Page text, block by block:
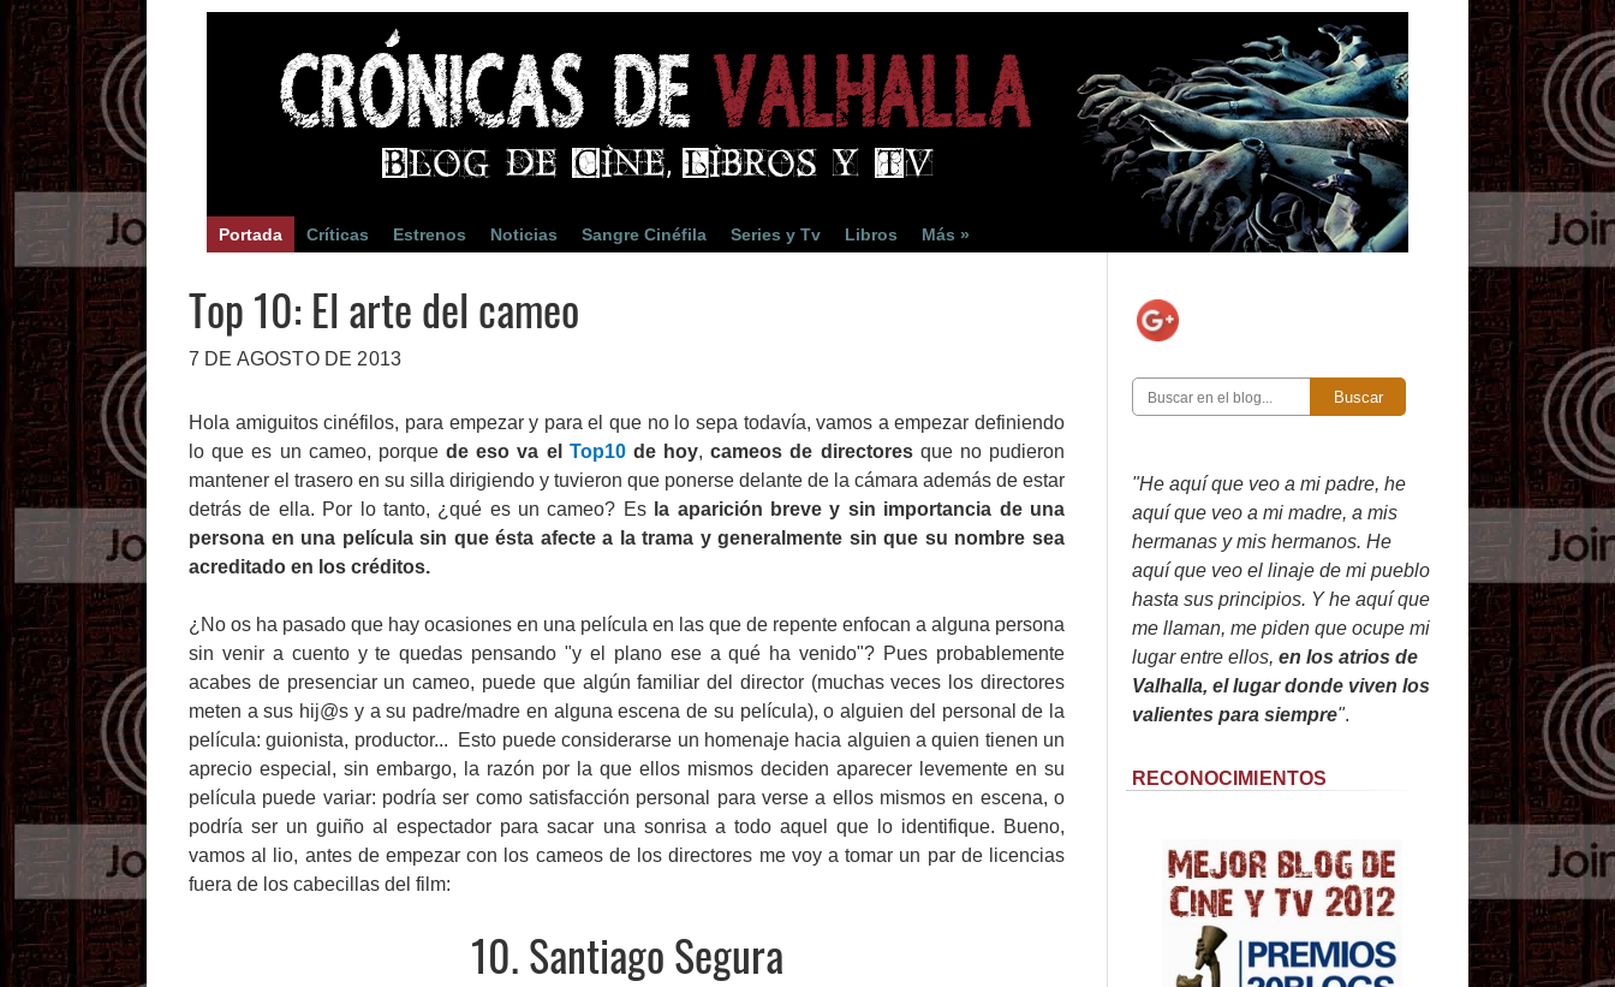
Portada Críticas Estrenos Noticias Sangre Cinéfila Series y Tv Libros Más »
Top 10: El arte del cameo
7 DE AGOSTO DE 2013
Hola amiguitos cinéfilos, para empezar y para el que no lo sepa todavía, vamos a empezar definiendo
lo que es un cameo, porque de eso va el Top10de hoy,cameos de directoresque no pudieron
mantener el trasero en su silla dirigiendo y tuvieron que ponerse delante de la cámara además de estar
detrás de ella. Por lo tanto, ¿qué es un cameo? Es la aparición breve y sin importancia de una
persona en una película sin que ésta afecte a la trama y generalmente sin que su nombre sea
acreditado en los créditos.
¿No os ha pasado que hay ocasiones en una película en las que de repente enfocan a alguna persona
sin venir a cuento y te quedas pensando "y el plano ese a qué ha venido"? Pues probablemente
acabes de presenciar un cameo, puede que algún familiar del director (muchas veces los directores
meten a sus hij@s y a su padre/madre en alguna escena de su película), o alguien del personal de la
película: guionista, productor... Esto puede considerarse un homenaje hacia alguien a quien tienen un
aprecio especial, sin embargo, la razón por la que ellos mismos deciden aparecer levemente en su
película puede variar: podría ser como satisfacción personal para verse a ellos mismos en escena, o
podría ser un guiño al espectador para sacar una sonrisa a todo aquel que lo identifique. Bueno,
vamos al lio, antes de empezar con los cameos de los directores me voy a tomar un par de licencias
fuera de los cabecillas del film:
10. Santiago Segura
Buscar
"He aquí que veo a mi padre, he
aquí que veo a mi madre, a mis
hermanas y mis hermanos. He
aquí que veo el linaje de mi pueblo
hasta sus principios. Y he aquí que
me llaman, me piden que ocupe mi
lugar entre ellos, en los atrios de
Valhalla, el lugar donde viven los
valientes para siempre".
RECONOCIMIENTOS